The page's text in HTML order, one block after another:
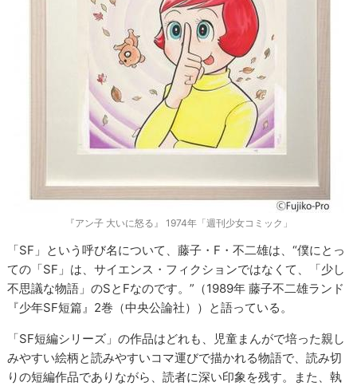
『アン子 大いに怒る』 1974年「週刊少女コミック」
「SF」という呼び名について、藤子・F・不二雄は、“僕にとっ
ての「SF」は、サイエンス・フィクションではなくて、「少し
不思議な物語」のSとFなのです。”（1989年 藤子不二雄ランド
『少年SF短篇』2巻（中央公論社））と語っている。
「SF短編シリーズ」の作品はどれも、児童まんがで培った親し
みやすい絵柄と読みやすいコマ運びで描かれる物語で、読み切
りの短編作品でありながら、読者に深い印象を残す。また、執